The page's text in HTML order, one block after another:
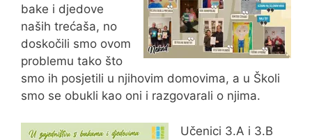
bake i djedove
naših trećaša, no
doskočili smo ovom
problemu tako što
smo ih posjetili u njihovim domovima, a u Školi
smo se obukli kao oni i razgovarali o njima.
Učenici 3.A i 3.B